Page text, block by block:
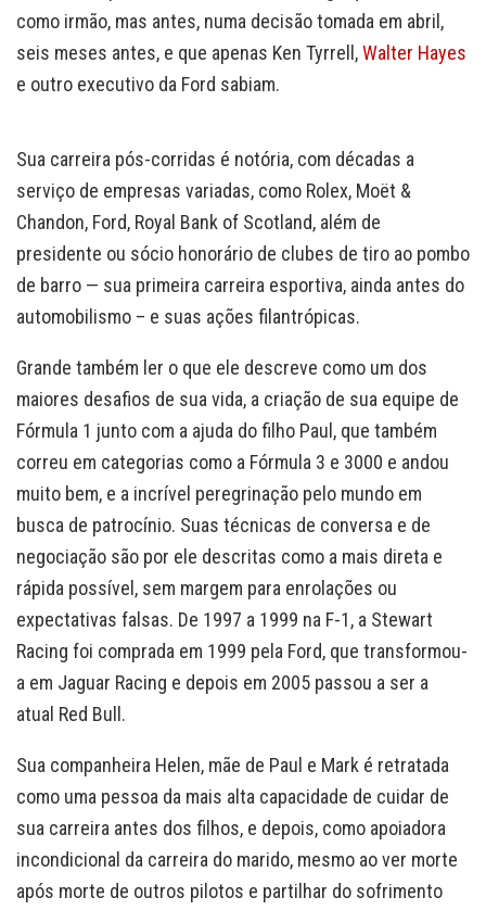
como irmão, mas antes, numa decisão tomada em abril,
seis meses antes, e que apenas Ken Tyrrell,Walter Hayes
e outro executivo da Ford sabiam.
Sua carreira pós-corridas é notória, com décadas a
serviço de empresas variadas, como Rolex, Moët &
Chandon, Ford, Royal Bank of Scotland, além de
presidente ou sócio honorário de clubes de tiro ao pombo
de barro — sua primeira carreira esportiva, ainda antes do
automobilismo – e suas ações filantrópicas.
Grande também ler o que ele descreve como um dos
maiores desafios de sua vida, a criação de sua equipe de
Fórmula 1 junto com a ajuda do filho Paul, que também
correu em categorias como a Fórmula 3 e 3000 e andou
muito bem, e a incrível peregrinação pelo mundo em
busca de patrocínio. Suas técnicas de conversa e de
negociação são por ele descritas como a mais direta e
rápida possível, sem margem para enrolações ou
expectativas falsas. De 1997 a 1999 na F-1, a Stewart
Racing foi comprada em 1999 pela Ford, que transformou-
a em Jaguar Racing e depois em 2005 passou a ser a
atual Red Bull.
Sua companheira Helen, mãe de Paul e Mark é retratada
como uma pessoa da mais alta capacidade de cuidar de
sua carreira antes dos filhos, e depois, como apoiadora
incondicional da carreira do marido, mesmo ao ver morte
após morte de outros pilotos e partilhar do sofrimento